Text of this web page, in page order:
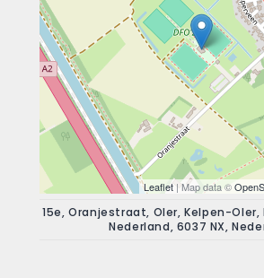
Leaflet | Map data ©
15e, Oranjestraat, Oler, Kelpen-Oler,
Nederland, 6037 NX,